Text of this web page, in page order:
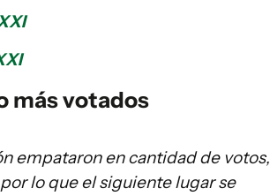
más votados
empataron en cantidad de votos,
lo que el siguiente lugar se